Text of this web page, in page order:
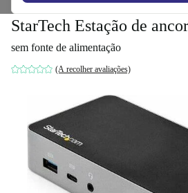
StarTech Estação de
sem fonte de alimentação
(A recolher avaliações)